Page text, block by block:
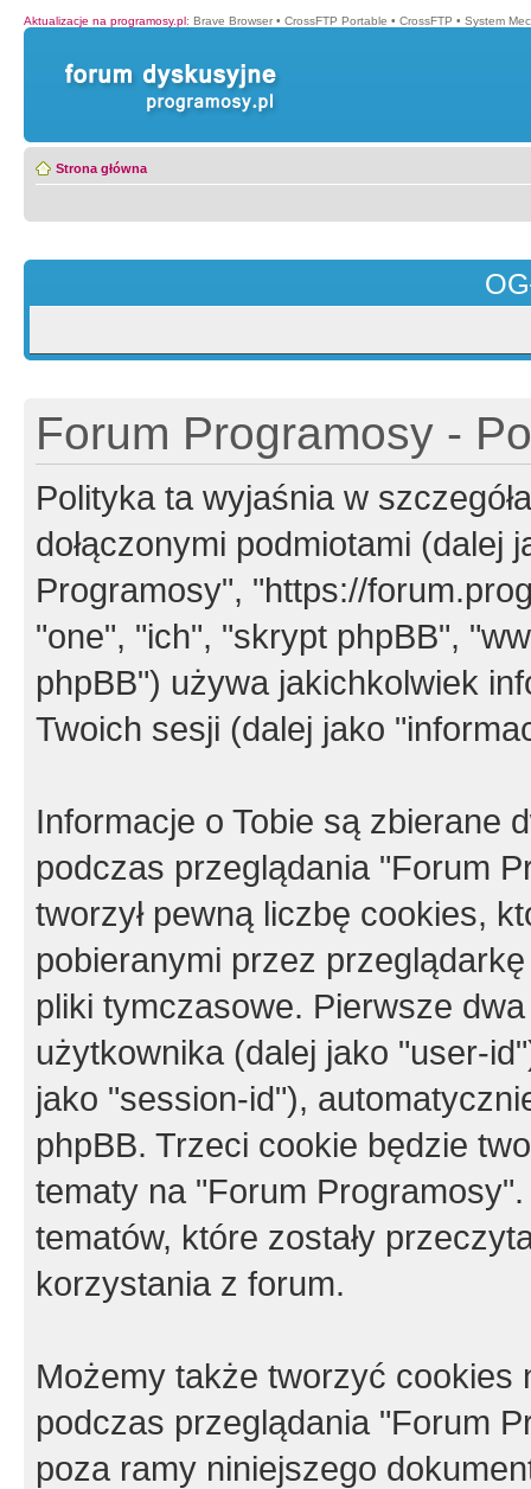
Aktualizacje na programosy.pl: Brave Browser • CrossFTP Portable • CrossFTP • System
Strona główna
Forum Programosy -
Polityka ta wyjaśnia w
dołączonymi podmiotami (dalej
Programosy", "https://
"one", "ich", "skrypt phpBB",
phpBB") używa jakichkolwiek
Twoich sesji (dalej jako
Informacje o Tobie są zbierane
podczas przeglądania "Forum
tworzył pewną liczbę cookies,
pobieranymi przez
pliki tymczasowe. Pierwsze
użytkownika (dalej jako "user-
jako "session-id"),
phpBB. Trzeci cookie będzie
tematy na "Forum
tematów, które zostały
korzystania z forum.
Możemy także tworzyć cookies
podczas przeglądania "Forum
poza ramy niniejszego